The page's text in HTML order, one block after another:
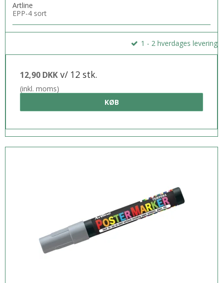
Artline
EPP-4 sort
1 - 2 hverdages levering
12,90 DKK v/ 12 stk.
(inkl. moms)
KØB